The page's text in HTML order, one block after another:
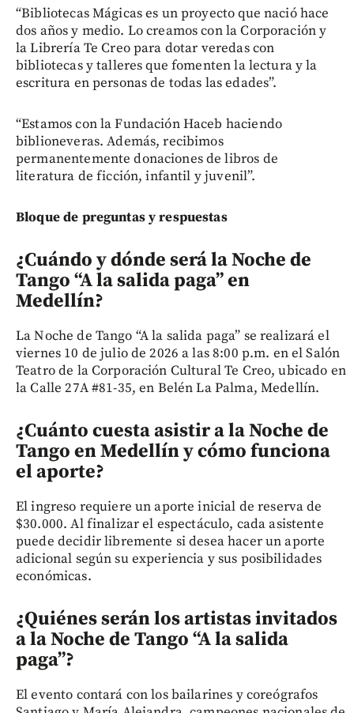
“Bibliotecas Mágicas es un proyecto que nació hace
dos años y medio. Lo creamos con la Corporación y
la Librería Te Creo para dotar veredas con
bibliotecas y talleres que fomenten la lectura y la
escritura en personas de todas las edades”.
“Estamos con la Fundación Haceb haciendo
biblioneveras. Además, recibimos
permanentemente donaciones de libros de
literatura de ficción, infantil y juvenil”.
Bloque de preguntas y respuestas
¿Cuándo y dónde será la Noche de
Tango “A la salida paga” en
Medellín?
La Noche de Tango “A la salida paga” se realizará el
viernes 10 de julio de 2026 a las 8:00 p.m. en el Salón
Teatro de la Corporación Cultural Te Creo, ubicado en
la Calle 27A #81-35, en Belén La Palma, Medellín.
¿Cuánto cuesta asistir a la Noche de
Tango en Medellín y cómo funciona
el aporte?
El ingreso requiere un aporte inicial de reserva de
$30.000. Al finalizar el espectáculo, cada asistente
puede decidir libremente si desea hacer un aporte
adicional según su experiencia y sus posibilidades
económicas.
¿Quiénes serán los artistas invitados
a la Noche de Tango “A la salida
paga”?
El evento contará con los bailarines y coreógrafos